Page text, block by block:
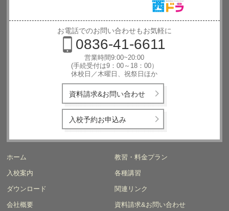
西日本自動
車学校
お電話でのお問い合わせもお気軽に
0836-41-6611
営業時間9:00~20:00
(手続受付は9：00～18：00）
休校日／木曜日、祝祭日ほか
資料請求&お問い合わせ
入校予約お申込み
ホーム 教習・料金プラン
入校案内 各種講習
ダウンロード 関連リンク
会社概要 資料請求&お問い合わせ